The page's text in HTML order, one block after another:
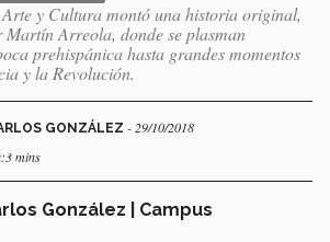
y Cultura montó una historia original,
Arreola, donde se plasman
prehispánica hasta grandes momentos
y la Revolución.
GONZÁLEZ - 29/10/2018
mins
González | Campus